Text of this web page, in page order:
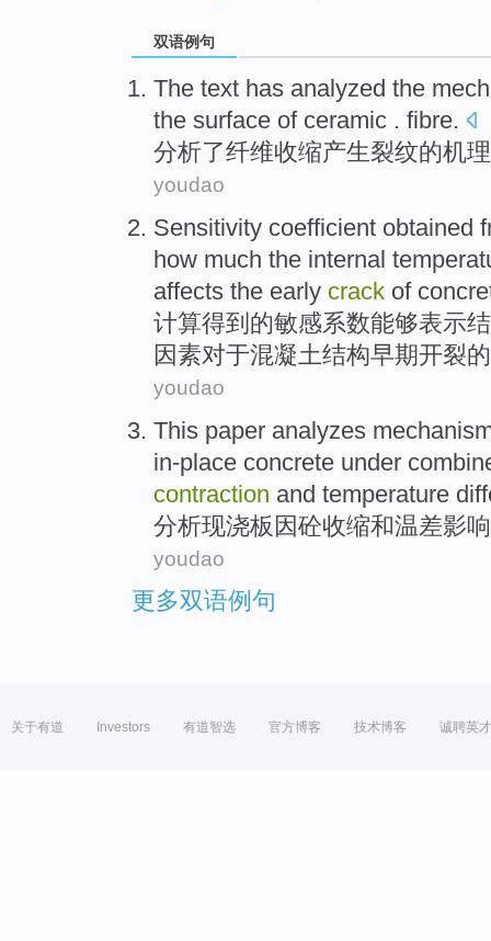
双语例句
The text has analyzed the
the surface ofceramic . fibre.
分析了纤维收缩产生裂纹的机理
youdao
Sensitivity coefficient obtained
how much the internal
affects the early crack of
计算得到 的敏感系数能够表示
因素对于混凝土结构早期开裂的
youdao
This paper analyzes
in-place concrete under
contraction and temperature
分析现浇板 因砼收缩和温差影响
youdao
更多双语例句
关于有道 Investors 有道智选 官方博客 技术博客 诚聘英才